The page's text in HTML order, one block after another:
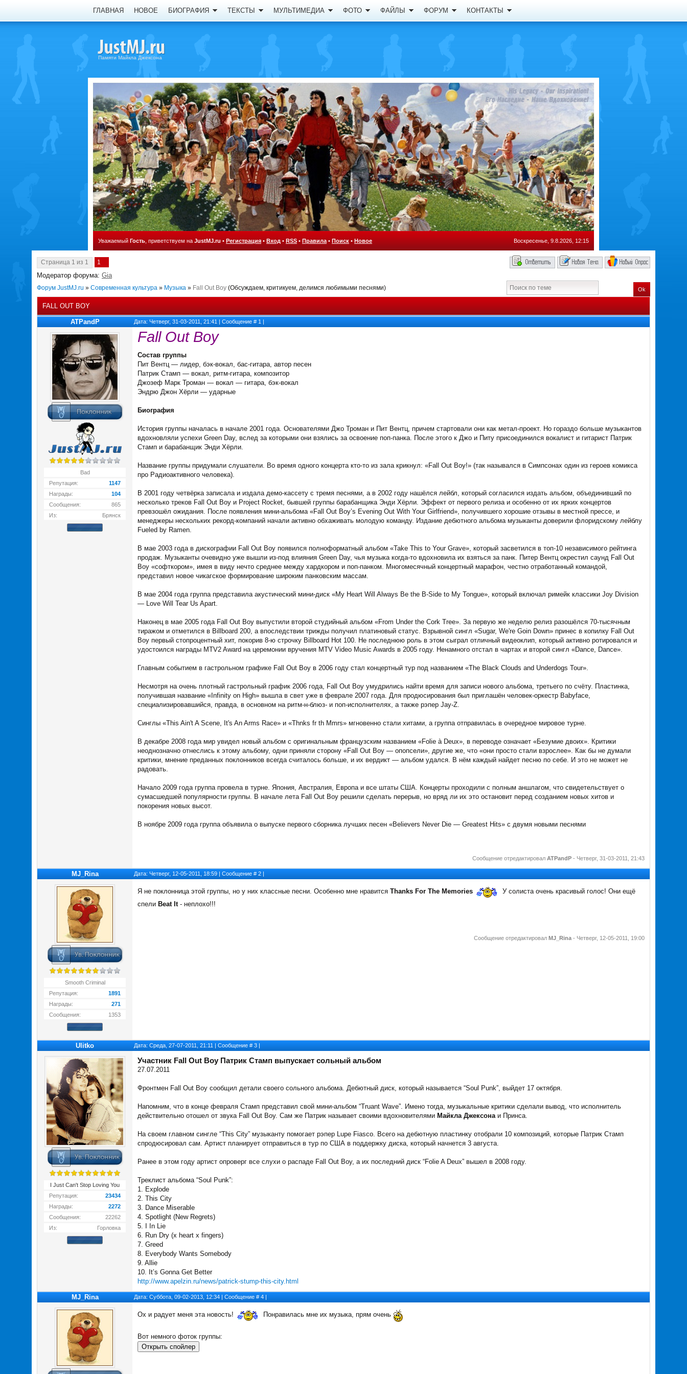
ГЛАВНАЯ НОВОЕ БИОГРАФИЯ ТЕКСТЫ МУЛЬТИМЕДИА ФОТО ФАЙЛЫ ФОРУМ КОНТАКТЫ
Памяти Майкла Джексона
Уважаемый Гость , приветствуем на JustMJ.ru • Регистрация • Вход • RSS • Правила • Поиск • Новое Воскресенье, 9.8.2026, 12:15
Страница 1 из 1 1
Модератор форума: Gia
Форум JustMJ.ru » Современная культура » Музыка » Fall Out Boy (Обсуждаем, критикуем, делимся любимыми песнями) Ok
FALL OUT BOY
ATPandP Дата: Четверг, 31-03-2011, 21:41 | Сообщение # 1 |
Bad
Репутация:
1147
Награды:
104
Сообщения:
865
Из:
Брянск
Fall Out Boy
Состав группы
Пит Вентц — лидер, бэк-вокал, бас-гитара, автор песен
Патрик Стамп — вокал, ритм-гитара, композитор
Джозеф Марк Троман — вокал — гитара, бэк-вокал
Эндрю Джон Хёрли — ударные
Биография
История группы началась в начале 2001 года. Основателями Джо Троман и Пит Вентц, причем стартовали они как метал-проект. Но гораздо больше музыкантов
вдохновляли успехи Green Day, вслед за которыми они взялись за освоение поп-панка. После этого к Джо и Питу присоединился вокалист и гитарист Патрик
Стамп и барабанщик Энди Хёрли.
Название группы придумали слушатели. Во время одного концерта кто-то из зала крикнул: «Fall Out Boy!» (так назывался в Симпсонах один из героев комикса
про Радиоактивного человека).
В 2001 году четвёрка записала и издала демо-кассету с тремя песнями, а в 2002 году нашёлся лейбл, который согласился издать альбом, объединивший по
несколько треков Fall Out Boy и Project Rocket, бывшей группы барабанщика Энди Хёрли. Эффект от первого релиза и особенно от их ярких концертов
превзошёл ожидания. После появления мини-альбома «Fall Out Boy’s Evening Out With Your Girlfriend», получившего хорошие отзывы в местной прессе, и
менеджеры нескольких рекорд-компаний начали активно обхаживать молодую команду. Издание дебютного альбома музыканты доверили флоридскому лейблу
Fueled by Ramen.
В мае 2003 года в дискографии Fall Out Boy появился полноформатный альбом «Take This to Your Grave», который засветился в топ-10 независимого рейтинга
продаж. Музыканты очевидно уже вышли из-под влияния Green Day, чья музыка когда-то вдохновила их взяться за панк. Питер Вентц окрестил саунд Fall Out
Boy «софткором», имея в виду нечто среднее между хардкором и поп-панком. Многомесячный концертный марафон, честно отработанный командой,
представил новое чикагское формирование широким панковским массам.
В мае 2004 года группа представила акустический мини-диск «My Heart Will Always Be the B-Side to My Tongue», который включал римейк классики Joy Division
— Love Will Tear Us Apart.
Наконец в мае 2005 года Fall Out Boy выпустили второй студийный альбом «From Under the Cork Tree». За первую же неделю релиз разошёлся 70-тысячным
тиражом и отметился в Billboard 200, а впоследствии трижды получил платиновый статус. Взрывной сингл «Sugar, We're Goin Down» принес в копилку Fall Out
Boy первый стопроцентный хит, покорив 8-ю строчку Billboard Hot 100. Не последнюю роль в этом сыграл отличный видеоклип, который активно ротировался и
удостоился награды MTV2 Award на церемонии вручения MTV Video Music Awards в 2005 году. Ненамного отстал в чартах и второй сингл «Dance, Dance».
Главным событием в гастрольном графике Fall Out Boy в 2006 году стал концертный тур под названием «The Black Clouds аnd Underdogs Tour».
Несмотря на очень плотный гастрольный график 2006 года, Fall Out Boy умудрились найти время для записи нового альбома, третьего по счёту. Пластинка,
получившая название «Infinity on High» вышла в свет уже в феврале 2007 года. Для продюсирования был приглашён человек-оркестр Babyface,
специализировавшийся, правда, в основном на ритм-н-блюз- и поп-исполнителях, а также рэпер Jay-Z.
Синглы «This Ain't A Scene, It's An Arms Race» и «Thnks fr th Mmrs» мгновенно стали хитами, а группа отправилась в очередное мировое турне.
В декабре 2008 года мир увидел новый альбом с оригинальным французским названием «Folie à Deux», в переводе означает «Безумие двоих». Критики
неоднозначно отнеслись к этому альбому, одни приняли сторону «Fall Out Boy — опопсели», другие же, что «они просто стали взрослее». Как бы не думали
критики, мнение преданных поклонников всегда считалось больше, и их вердикт — альбом удался. В нём каждый найдет песню по себе. И это не может не
радовать.
Начало 2009 года группа провела в турне. Япония, Австралия, Европа и все штаты США. Концерты проходили с полным аншлагом, что свидетельствует о
сумасшедшей популярности группы. В начале лета Fall Out Boy решили сделать перерыв, но вряд ли их это остановит перед созданием новых хитов и
покорения новых высот.
В ноябре 2009 года группа объявила о выпуске первого сборника лучших песен «Believers Never Die — Greatest Hits» с двумя новыми песнями
Сообщение отредактировал ATPandP - Четверг, 31-03-2011, 21:43
MJ_Rina Дата: Четверг, 12-05-2011, 18:59 | Сообщение # 2 |
Smooth Criminal
Репутация:
1891
Награды:
271
Сообщения:
1353
Я не поклонница этой группы, но у них классные песни. Особенно мне нравится Thanks For The Memories
У солиста очень красивый голос! Они ещё
спели Beat It- неплохо!!!
Сообщение отредактировал MJ_Rina - Четверг, 12-05-2011, 19:00
Ulitko Дата: Среда, 27-07-2011, 21:11 | Сообщение # 3 |
I Just Can't Stop Loving You
Репутация:
23434
Награды:
2272
Сообщения:
22262
Из:
Горловка
Участник Fall Out Boy Патрик Стамп выпускает сольный альбом
27.07.2011
Фронтмен Fall Out Boy сообщил детали своего сольного альбома. Дебютный диск, который называется “Soul Punk”, выйдет 17 октября.
Напомним, что в конце февраля Стамп представил свой мини-альбом “Truant Wave”. Имено тогда, музыкальные критики сделали вывод, что исполнитель
действительно отошел от звука Fall Out Boy. Сам же Патрик называет своими вдохновителями Майкла Джексонаи Принса.
На своем главном сингле “This City” музыканту помогает рэпер Lupe Fiasco. Всего на дебютную пластинку отобрали 10 композиций, которые Патрик Стамп
спродюсировал сам. Артист планирует отправиться в тур по США в поддержку диска, который начнется 3 августа.
Ранее в этом году артист опроверг все слухи о распаде Fall Out Boy, а их последний диск “Folie A Deux” вышел в 2008 году.
Треклист альбома “Soul Punk”:
1. Explode
2. This City
3. Dance Miserable
4. Spotlight (New Regrets)
5. I In Lie
6. Run Dry (x heart x fingers)
7. Greed
8. Everybody Wants Somebody
9. Allie
10. It’s Gonna Get Better
http://www.apelzin.ru/news/patrick-stump-this-city.html
MJ_Rina Дата: Суббота, 09-02-2013, 12:34 | Сообщение # 4 |
Ох и радует меня эта новость! Понравилась мне их музыка, прям очень
Вот немного фоток группы: